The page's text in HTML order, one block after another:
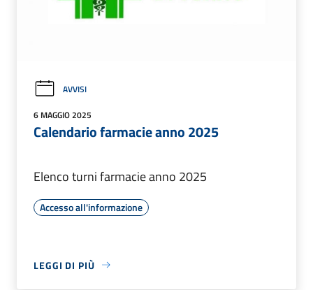
AVVISI
6 MAGGIO 2025
Calendario farmacie anno 2025
Elenco turni farmacie anno 2025
Accesso all'informazione
LEGGI DI PIÙ